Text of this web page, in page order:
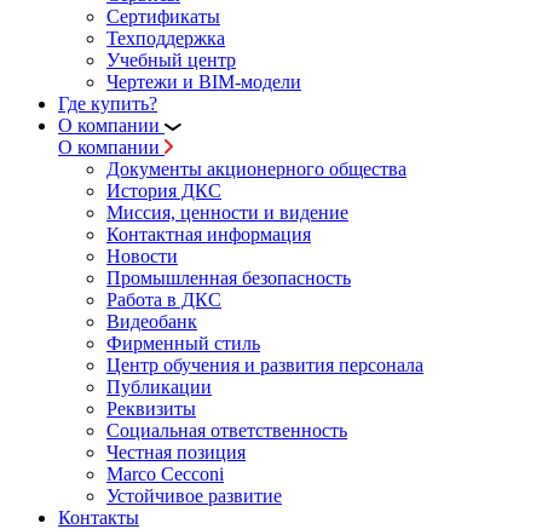
Сертификаты
Техподдержка
Учебный центр
Чертежи и BIM-модели
Где купить?
О компании
О компании
Документы акционерного общества
История ДКС
Миссия, ценности и видение
Контактная информация
Новости
Промышленная безопасность
Работа в ДКС
Видеобанк
Фирменный стиль
Центр обучения и развития персонала
Публикации
Реквизиты
Социальная ответственность
Честная позиция
Marco Cecconi
Устойчивое развитие
Контакты